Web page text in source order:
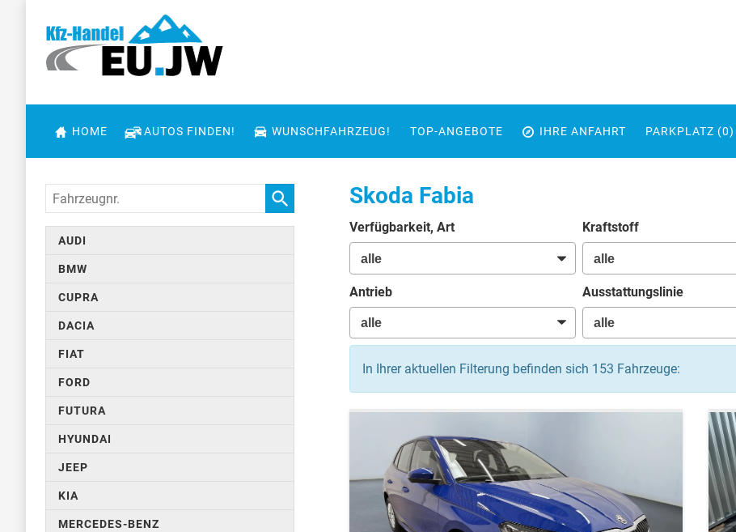
HOME AUTOS FINDEN! WUNSCHFAHRZEUG! TOP-ANGEBOTE IHRE ANFAHRT PARKPLATZ (0)
Skoda Fabia
Verfügbarkeit, Art Kraftstoff
Antrieb Ausstattungslinie
In Ihrer aktuellen Filterung befinden sich 153 Fahrzeuge:
Fahrzeugnr.
AUDI
BMW
CUPRA
DACIA
FIAT
FORD
FUTURA
HYUNDAI
JEEP
KIA
MERCEDES-BENZ